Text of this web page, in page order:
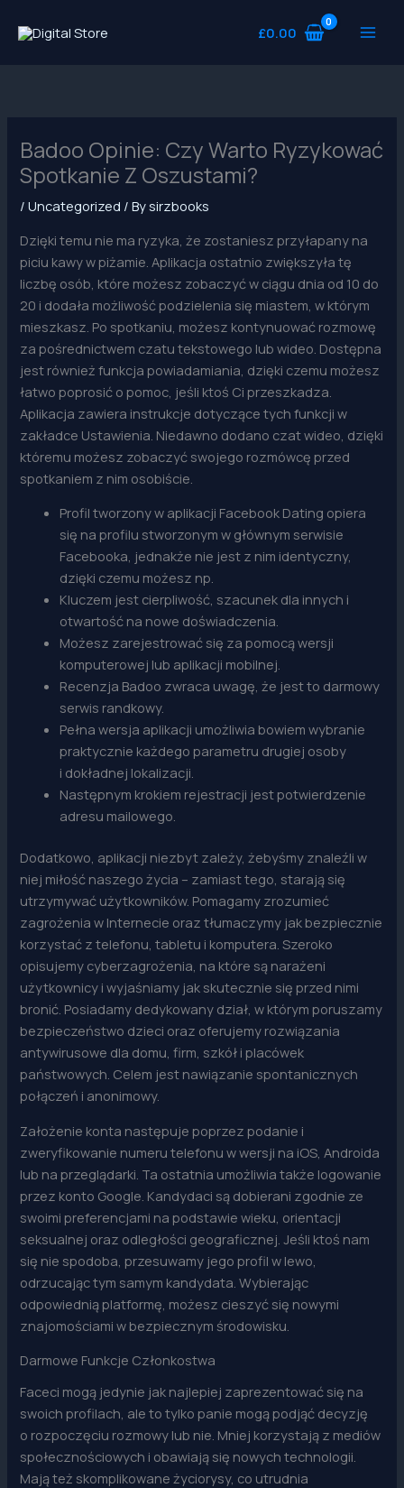
£0.00
Badoo Opinie: Czy Warto Ryzykować
Spotkanie Z Oszustami?
/Uncategorized / Bysirzbooks
Dzięki temu nie ma ryzyka, że ​​zostaniesz przyłapany na
piciu kawy w piżamie. Aplikacja ostatnio zwiększyła tę
liczbę osób, które możesz zobaczyć w ciągu dnia od 10 do
20 i dodała możliwość podzielenia się miastem, w którym
mieszkasz. Po spotkaniu, możesz kontynuować rozmowę
za pośrednictwem czatu tekstowego lub wideo. Dostępna
jest również funkcja powiadamiania, dzięki czemu możesz
łatwo poprosić o pomoc, jeśli ktoś Ci przeszkadza.
Aplikacja zawiera instrukcje dotyczące tych funkcji w
zakładce Ustawienia. Niedawno dodano czat wideo, dzięki
któremu możesz zobaczyć swojego rozmówcę przed
spotkaniem z nim osobiście.
Profil tworzony w aplikacji Facebook Dating opiera
się na profilu stworzonym w głównym serwisie
Facebooka, jednakże nie jest z nim identyczny,
dzięki czemu możesz np.
Kluczem jest cierpliwość, szacunek dla innych i
otwartość na nowe doświadczenia.
Możesz zarejestrować się za pomocą wersji
komputerowej lub aplikacji mobilnej.
Recenzja Badoo zwraca uwagę, że jest to darmowy
serwis randkowy.
Pełna wersja aplikacji umożliwia bowiem wybranie
praktycznie każdego parametru drugiej osoby
i dokładnej lokalizacji.
Następnym krokiem rejestracji jest potwierdzenie
adresu mailowego.
Dodatkowo, aplikacji niezbyt zależy, żebyśmy znaleźli w
niej miłość naszego życia – zamiast tego, starają się
utrzymywać użytkowników. Pomagamy zrozumieć
zagrożenia w Internecie oraz tłumaczymy jak bezpiecznie
korzystać z telefonu, tabletu i komputera. Szeroko
opisujemy cyberzagrożenia, na które są narażeni
użytkownicy i wyjaśniamy jak skutecznie się przed nimi
bronić. Posiadamy dedykowany dział, w którym poruszamy
bezpieczeństwo dzieci oraz oferujemy rozwiązania
antywirusowe dla domu, firm, szkół i placówek
państwowych. Celem jest nawiązanie spontanicznych
połączeń i anonimowy.
Założenie konta następuje poprzez podanie i
zweryfikowanie numeru telefonu w wersji na iOS, Androida
lub na przeglądarki. Ta ostatnia umożliwia także logowanie
przez konto Google. Kandydaci są dobierani zgodnie ze
swoimi preferencjami na podstawie wieku, orientacji
seksualnej oraz odległości geograficznej. Jeśli ktoś nam
się nie spodoba, przesuwamy jego profil w lewo,
odrzucając tym samym kandydata. Wybierając
odpowiednią platformę, możesz cieszyć się nowymi
znajomościami w bezpiecznym środowisku.
Darmowe Funkcje Członkostwa
Faceci mogą jedynie jak najlepiej zaprezentować się na
swoich profilach, ale to tylko panie mogą podjąć decyzję
o rozpoczęciu rozmowy lub nie. Mniej korzystają z mediów
społecznościowych i obawiają się nowych technologii.
Mają też skomplikowane życiorysy, co utrudnia